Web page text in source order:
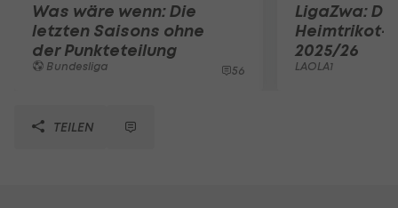
Was wäre wenn: Die
letzten Saisons ohne
der Punkteteilung
Bundesliga 56
LigaZwa:
Heimtrikot-
2025/26
LAOLA1
TEILEN